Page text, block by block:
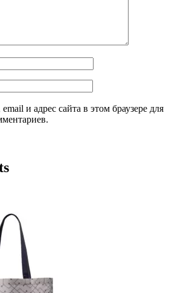
и адрес сайта в этом браузере для